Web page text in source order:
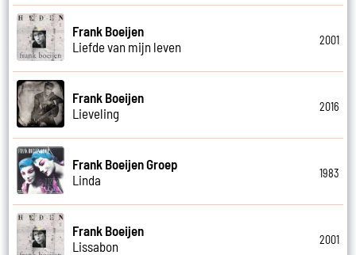
Frank Boeijen
Liefde van mijn leven
2001
Frank Boeijen
Lieveling
2016
Frank Boeijen Groep
Linda
1983
Frank Boeijen
Lissabon
2001